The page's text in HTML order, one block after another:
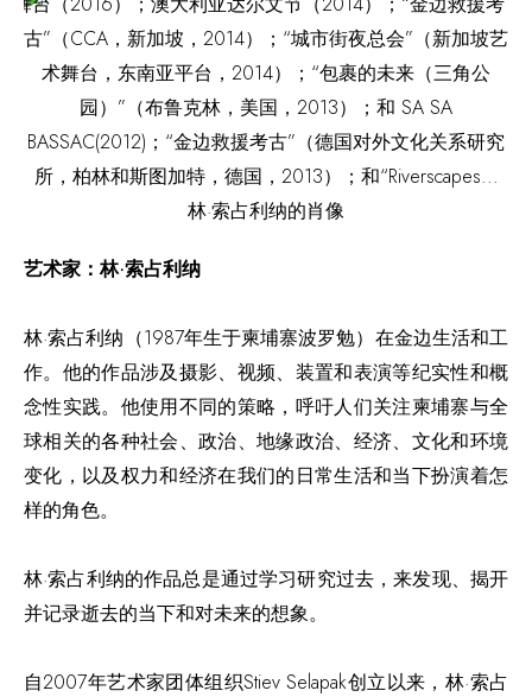
林·索占利纳的肖像
艺术家：林·索占利纳
林·索占利纳（1987年生于柬埔寨波罗勉）在金边生活和工
作。他的作品涉及摄影、视频、装置和表演等纪实性和概
念性实践。他使用不同的策略，呼吁人们关注柬埔寨与全
球相关的各种社会、政治、地缘政治、经济、文化和环境
变化，以及权力和经济在我们的日常生活和当下扮演着怎
样的角色。
林·索占利纳的作品总是通过学习研究过去，来发现、揭开
并记录逝去的当下和对未来的想象。
自2007年艺术家团体组织Stiev Selapak创立以来，林·索占